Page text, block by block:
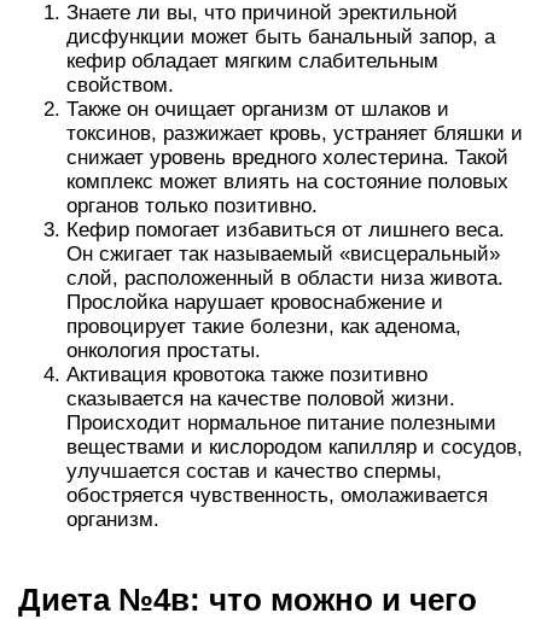
Знаете ли вы, что причиной эректильной
дисфункции может быть банальный запор, а
кефир обладает мягким слабительным
свойством.
Также он очищает организм от шлаков и
токсинов, разжижает кровь, устраняет бляшки и
снижает уровень вредного холестерина. Такой
комплекс может влиять на состояние половых
органов только позитивно.
Кефир помогает избавиться от лишнего веса.
Он сжигает так называемый «висцеральный»
слой, расположенный в области низа живота.
Прослойка нарушает кровоснабжение и
провоцирует такие болезни, как аденома,
онкология простаты.
Активация кровотока также позитивно
сказывается на качестве половой жизни.
Происходит нормальное питание полезными
веществами и кислородом капилляр и сосудов,
улучшается состав и качество спермы,
обостряется чувственность, омолаживается
организм.
Диета №4в: что можно и чего